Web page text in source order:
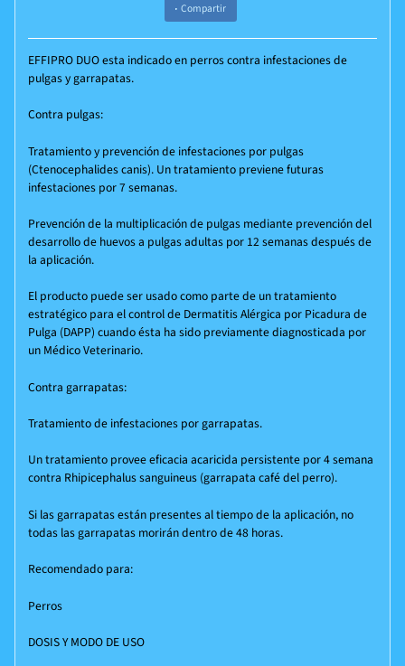
Compartir
EFFIPRO DUOesta indicado en perros contra infestaciones de
pulgas y garrapatas.
Contra pulgas:
Tratamiento y prevención de infestaciones por pulgas
(Ctenocephalides canis). Un tratamiento previene futuras
infestaciones por 7 semanas.
Prevención de la multiplicación de pulgas mediante prevención del
desarrollo de huevos a pulgas adultas por 12 semanas después de
la aplicación.
El producto puede ser usado como parte de un tratamiento
estratégico para el control de Dermatitis Alérgica por Picadura de
Pulga (DAPP) cuando ésta ha sido previamente diagnosticada por
un Médico Veterinario.
Contra garrapatas:
Tratamiento de infestaciones por garrapatas.
Un tratamiento provee eficacia acaricida persistente por 4 semana
contra Rhipicephalus sanguineus (garrapata café del perro).
Si las garrapatas están presentes al tiempo de la aplicación, no
todas las garrapatas morirán dentro de 48 horas.
Recomendado para:
Perros
DOSIS Y MODO DE USO